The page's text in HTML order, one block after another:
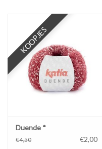
KOOPJES
Duende *
€4,50 €2,00